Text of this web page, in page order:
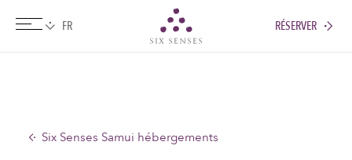
RÉSERVER
Six Senses Samui hébergements